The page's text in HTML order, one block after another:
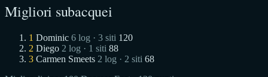
Migliori subacquei
1 Dominic 6 log · 3 siti 120
2 Diego 2 log · 1 siti 88
3 Carmen Smeets 2 log · 2 siti 68